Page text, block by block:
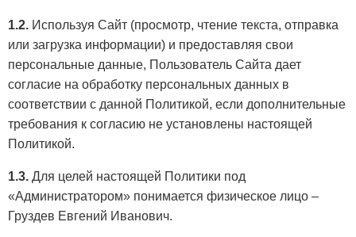
1.2. Используя Сайт (просмотр, чтение текста, отправка
или загрузка информации) и предоставляя свои
персональные данные, Пользователь Сайта дает
согласие на обработку персональных данных в
соответствии с данной Политикой, если дополнительные
требования к согласию не установлены настоящей
Политикой.
1.3. Для целей настоящей Политики под
«Администратором» понимается физическое лицо –
Груздев Евгений Иванович.